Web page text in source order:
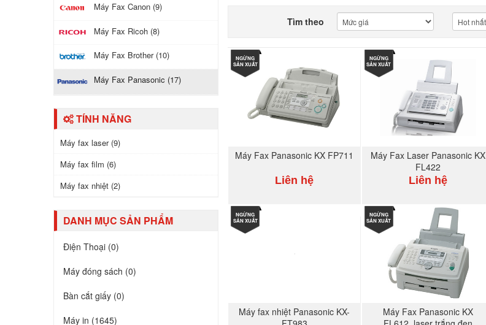
Máy Fax Canon (9)
Máy Fax Ricoh (8)
Máy Fax Brother (10)
Máy Fax Panasonic (17)
TÍNH NĂNG
Máy fax laser (9)
Máy fax film (6)
Máy fax nhiệt (2)
DANH MỤC SẢN PHẨM
Điện Thoại (0)
Máy đóng sách (0)
Bàn cắt giấy (0)
Máy in (1645)
Tìm theo
NGỪNG
SẢN XUẤT
Máy Fax Panasonic KX FP711
Liên hệ
NGỪNG
SẢN XUẤT
Máy Fax Laser Panasonic KX
FL422
Liên hệ
MUA NGAY
NGỪNG
SẢN XUẤT
Máy fax nhiệt Panasonic KX-
NGỪNG
SẢN XUẤT
Máy Fax Panasonic KX